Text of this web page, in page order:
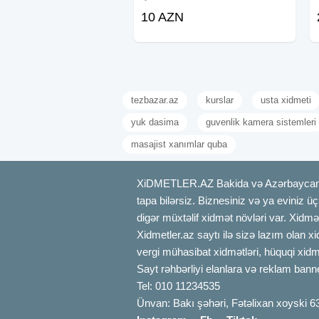
Hər növ mebel sifarişi və yığılması
10 AZN
tezbazar.az kurslar usta xidmeti
yuk dasima guvenlik kamera sistemleri
masajist xanımlar quba
XiDMETLER.AZ Bakida və
tapa bilərsiz. Biznesiniz və ya eviniz
digər müxtəlif xidmət növləri var.
Xidmetler.az saytı ilə sizə lazım olan
vergi mühasibat xidmətləri, hüquqi
Sayt rəhbərliyi elanlara və reklam
Tel: 010 11234535
Ünvan: Bakı şəhəri, Fətəlixan xoyski